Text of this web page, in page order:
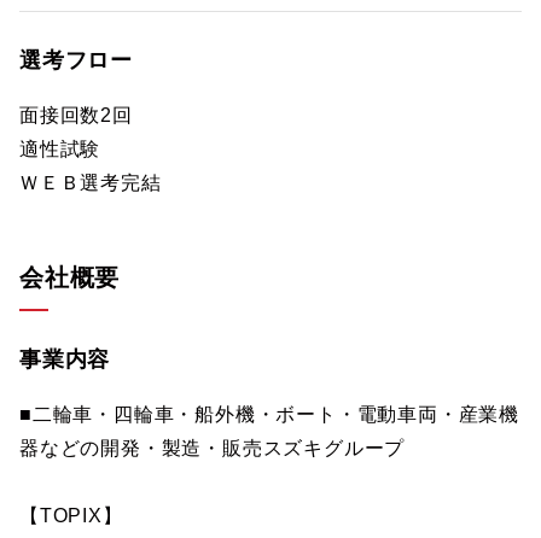
選考フロー
面接回数2回
適性試験
ＷＥＢ選考完結
会社概要
事業内容
■二輪車・四輪車・船外機・ボート・電動車両・産業機
器などの開発・製造・販売スズキグループ
【TOPIX】